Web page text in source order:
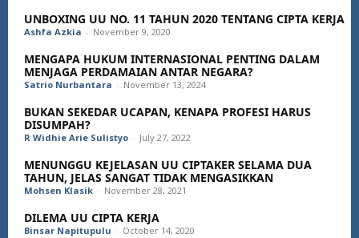
UNBOXING UU NO. 11 TAHUN 2020 TENTANG CIPTA KERJA
Ashfa Azkia - November 9, 2020
MENGAPA HUKUM INTERNASIONAL PENTING DALAM
MENJAGA PERDAMAIAN ANTAR NEGARA?
Satrio Nurbantara - November 13, 2024
BUKAN SEKEDAR UCAPAN, KENAPA PROFESI HARUS
DISUMPAH?
R Widhie Arie Sulistyo - July 27, 2022
MENUNGGU KEJELASAN UU CIPTAKER SELAMA DUA
TAHUN, JELAS SANGAT TIDAK MENGASIKKAN
Mohsen Klasik - November 28, 2021
DILEMA UU CIPTA KERJA
Binsar Napitupulu - October 14, 2020